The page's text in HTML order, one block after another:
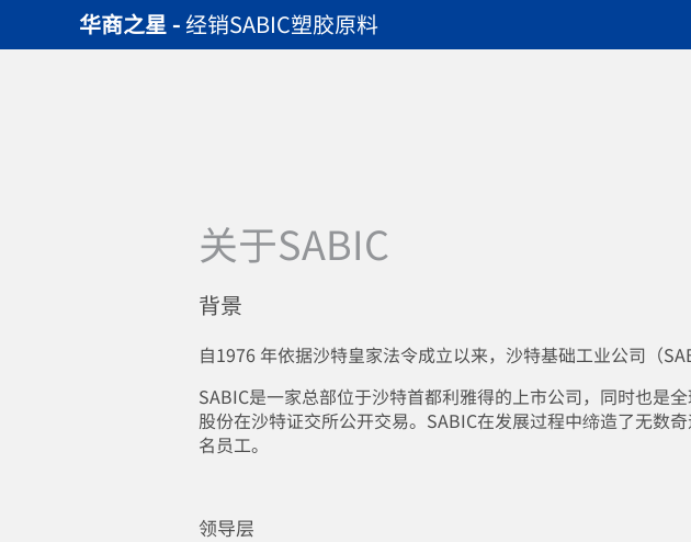
关于SABIC
背景
自1976 年依据沙特皇家法令成立以来，沙特基础工业公司（
SABIC是一家总部位于沙特首都利雅得的上市公司，同时也是
股份在沙特证交所公开交易。SABIC在发展过程中缔造了无数
名员工。
领导层
华商之星 -经销SABIC塑胶原料